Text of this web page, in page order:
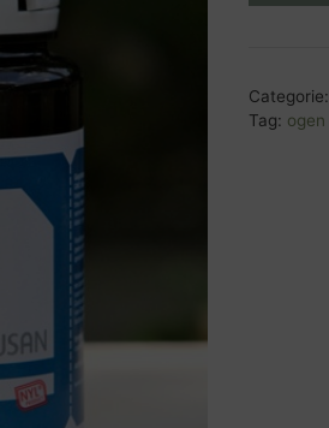
Categorie:
Tag: ogen